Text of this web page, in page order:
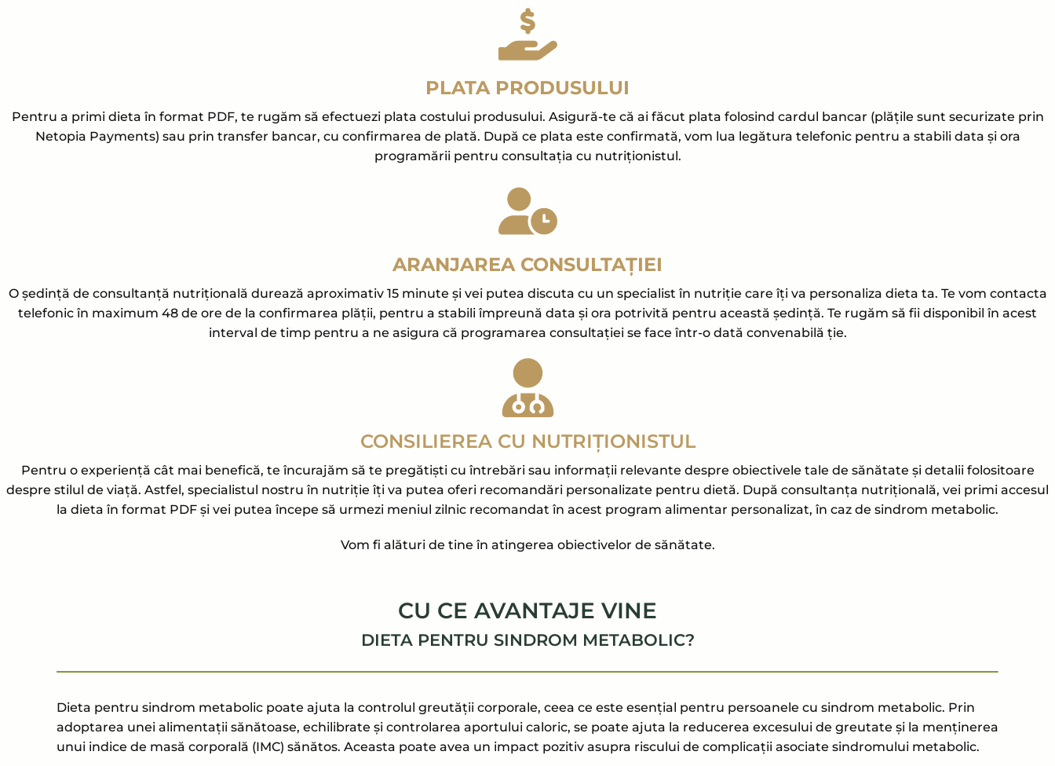
PLATA PRODUSULUI
Pentru a primi dieta în format PDF, te rugăm să efectuezi plata costului produsului. Asigură-te că ai făcut plata folosind cardul bancar (plățile sunt securizate prin
Netopia Payments) sau prin transfer bancar, cu confirmarea de plată. După ce plata este confirmată, vom lua legătura telefonic pentru a stabili data și ora
programării pentru consultația cu nutriționistul.
ARANJAREA CONSULTAȚIEI
O ședință de consultanță nutrițională durează aproximativ 15 minute și vei putea discuta cu un specialist în nutriție care îți va personaliza dieta ta. Te vom contacta
telefonic în maximum 48 de ore de la confirmarea plății, pentru a stabili împreună data și ora potrivită pentru această ședință. Te rugăm să fii disponibil în acest
interval de timp pentru a ne asigura că programarea consultației se face într-o dată convenabilă ție.
CONSILIEREA CU NUTRIȚIONISTUL
Pentru o experiență cât mai benefică, te încurajăm să te pregătiști cu întrebări sau informații relevante despre obiectivele tale de sănătate și detalii folositoare
despre stilul de viață. Astfel, specialistul nostru în nutriție îți va putea oferi recomandări personalizate pentru dietă. După consultanța nutrițională, vei primi accesul
la dieta în format PDF și vei putea începe să urmezi meniul zilnic recomandat în acest program alimentar personalizat, în caz de sindrom metabolic.
Vom fi alături de tine în atingerea obiectivelor de sănătate.
CU CE AVANTAJE VINE
DIETA PENTRU SINDROM METABOLIC?
Dieta pentru sindrom metabolic poate ajuta la controlul greutății corporale, ceea ce este esențial pentru persoanele cu sindrom metabolic. Prin
adoptarea unei alimentații sănătoase, echilibrate și controlarea aportului caloric, se poate ajuta la reducerea excesului de greutate și la menținerea
unui indice de masă corporală (IMC) sănătos. Aceasta poate avea un impact pozitiv asupra riscului de complicații asociate sindromului metabolic.